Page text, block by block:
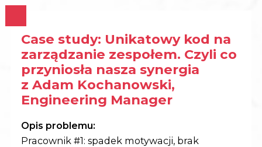
Case study: Unikatowy kod na
zarządzanie zespołem. Czyli co
przyniosła nasza synergia
z Adam Kochanowski,
Engineering Manager
Opis problemu:
Pracownik #1: spadek motywacji, brak